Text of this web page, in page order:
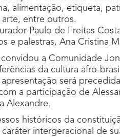
alimentação, etiqueta,
entre outros.
Paulo de Freitas
e palestras, Ana Cristina
convidou a Comunidade
da cultura afro-
será
a participação de
Alexandre.
históricos da
intergeracional de